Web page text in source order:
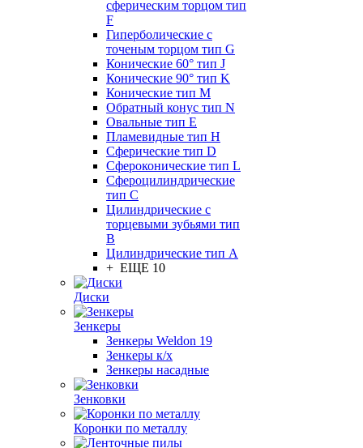
сферическим торцом тип
F
Гиперболические с
точеным торцом тип G
Конические 60° тип J
Конические 90° тип K
Конические тип M
Обратный конус тип N
Овальные тип E
Пламевидные тип H
Сферические тип D
Сфероконические тип L
Сфероцилиндрические
тип C
Цилиндрические с
торцевыми зубьями тип
B
Цилиндрические тип А
+ ЕЩЕ 10
Диски
Зенкеры
Зенкеры Weldon 19
Зенкеры к/х
Зенкеры насадные
Зенковки
Коронки по металлу